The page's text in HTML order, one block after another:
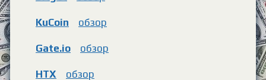
KuCoin обзор
Gate.io обзор
HTX обзор